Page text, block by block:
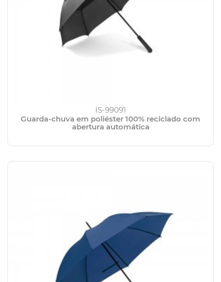
IS-99091
Guarda-chuva em poliéster 100% reciclado com
abertura automática